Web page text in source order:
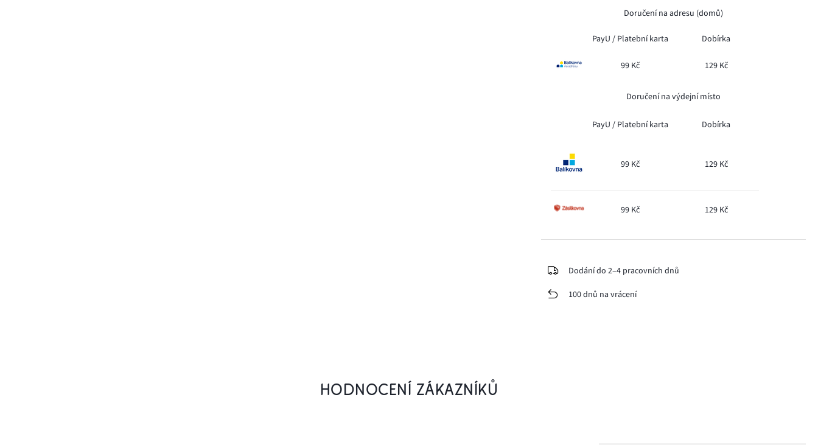
Doručení na adresu (domů)
PayU / Platební karta Dobírka
99 Kč 129 Kč
Doručení na výdejní místo
PayU / Platební karta Dobírka
99 Kč 129 Kč
99 Kč 129 Kč
Dodání do 2–4 pracovních dnů
100 dnů na vrácení
HODNOCENÍ ZÁKAZNÍKŮ